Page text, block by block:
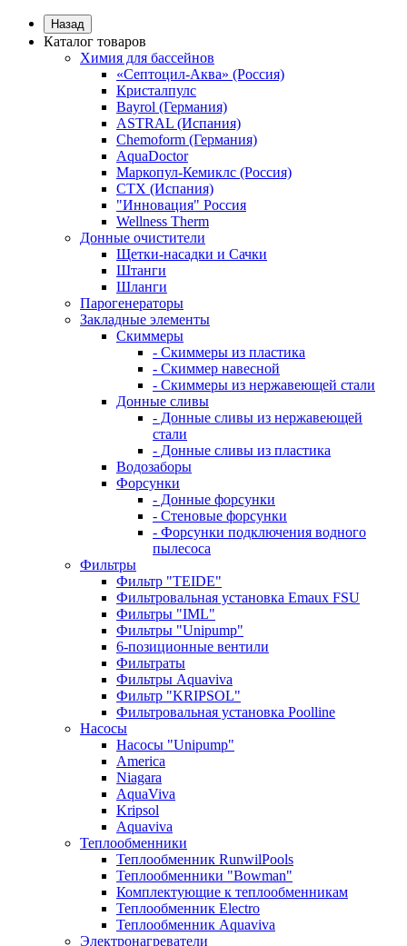
Назад
Каталог товаров
Химия для бассейнов
«Септоцил-Аква» (Россия)
Кристалпулс
Bayrol (Германия)
ASTRAL (Испания)
Chemoform (Германия)
AquaDoctor
Маркопул-Кемиклс (Россия)
CTX (Испания)
"Инновация" Россия
Wellness Therm
Донные очистители
Щетки-насадки и Сачки
Штанги
Шланги
Парогенераторы
Закладные элементы
Скиммеры
- Скиммеры из пластика
- Скиммер навесной
- Скиммеры из нержавеющей стали
Донные сливы
- Донные сливы из нержавеющей
стали
- Донные сливы из пластика
Водозаборы
Форсунки
- Донные форсунки
- Стеновые форсунки
- Форсунки подключения водного
пылесоса
Фильтры
Фильтр "TEIDE"
Фильтровальная установка Emaux FSU
Фильтры "IML"
Фильтры "Unipump"
6-позиционные вентили
Фильтраты
Фильтры Aquaviva
Фильтр "KRIPSOL"
Фильтровальная установка Poolline
Насосы
Насосы "Unipump"
Ameriсa
Niagara
AquaViva
Kripsol
Aquaviva
Теплообменники
Теплообменник RunwilPools
Теплообменники "Bowman"
Комплектующие к теплообменникам
Теплообменник Electro
Теплообменник Aquaviva
Электронагреватели